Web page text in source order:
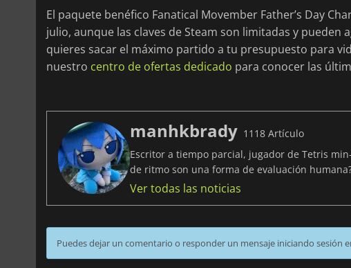
El paquete benéfico Fanatical Movember Father’s Day
julio, aunque las claves de Steam son limitadas y pueden
quieres sacar el máximo partido a tu presupuesto para
nuestro centro de ofertas dedicado para conocer las
manhkbrady 1118 Artículo
Escritor a tiempo parcial, jugador de Tetris
de ritmo son una forma de evaluación
Ver todas las noticias
Puedes dejar un comentario o responder un mensaje iniciando sesión